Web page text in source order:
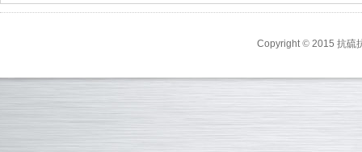
Copyright©2015 抗硫